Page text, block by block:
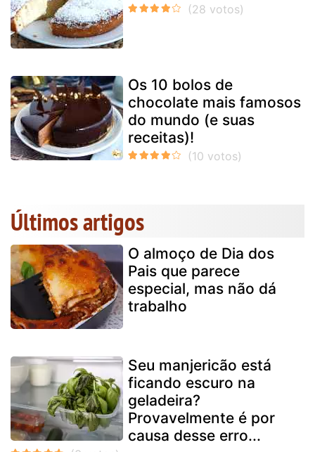
Os 10 bolos de
chocolate mais famosos
do mundo (e suas
receitas)!
Últimos artigos
O almoço de Dia dos
Pais que parece
especial, mas não dá
trabalho
Seu manjericão está
ficando escuro na
geladeira?
Provavelmente é por
causa desse erro...